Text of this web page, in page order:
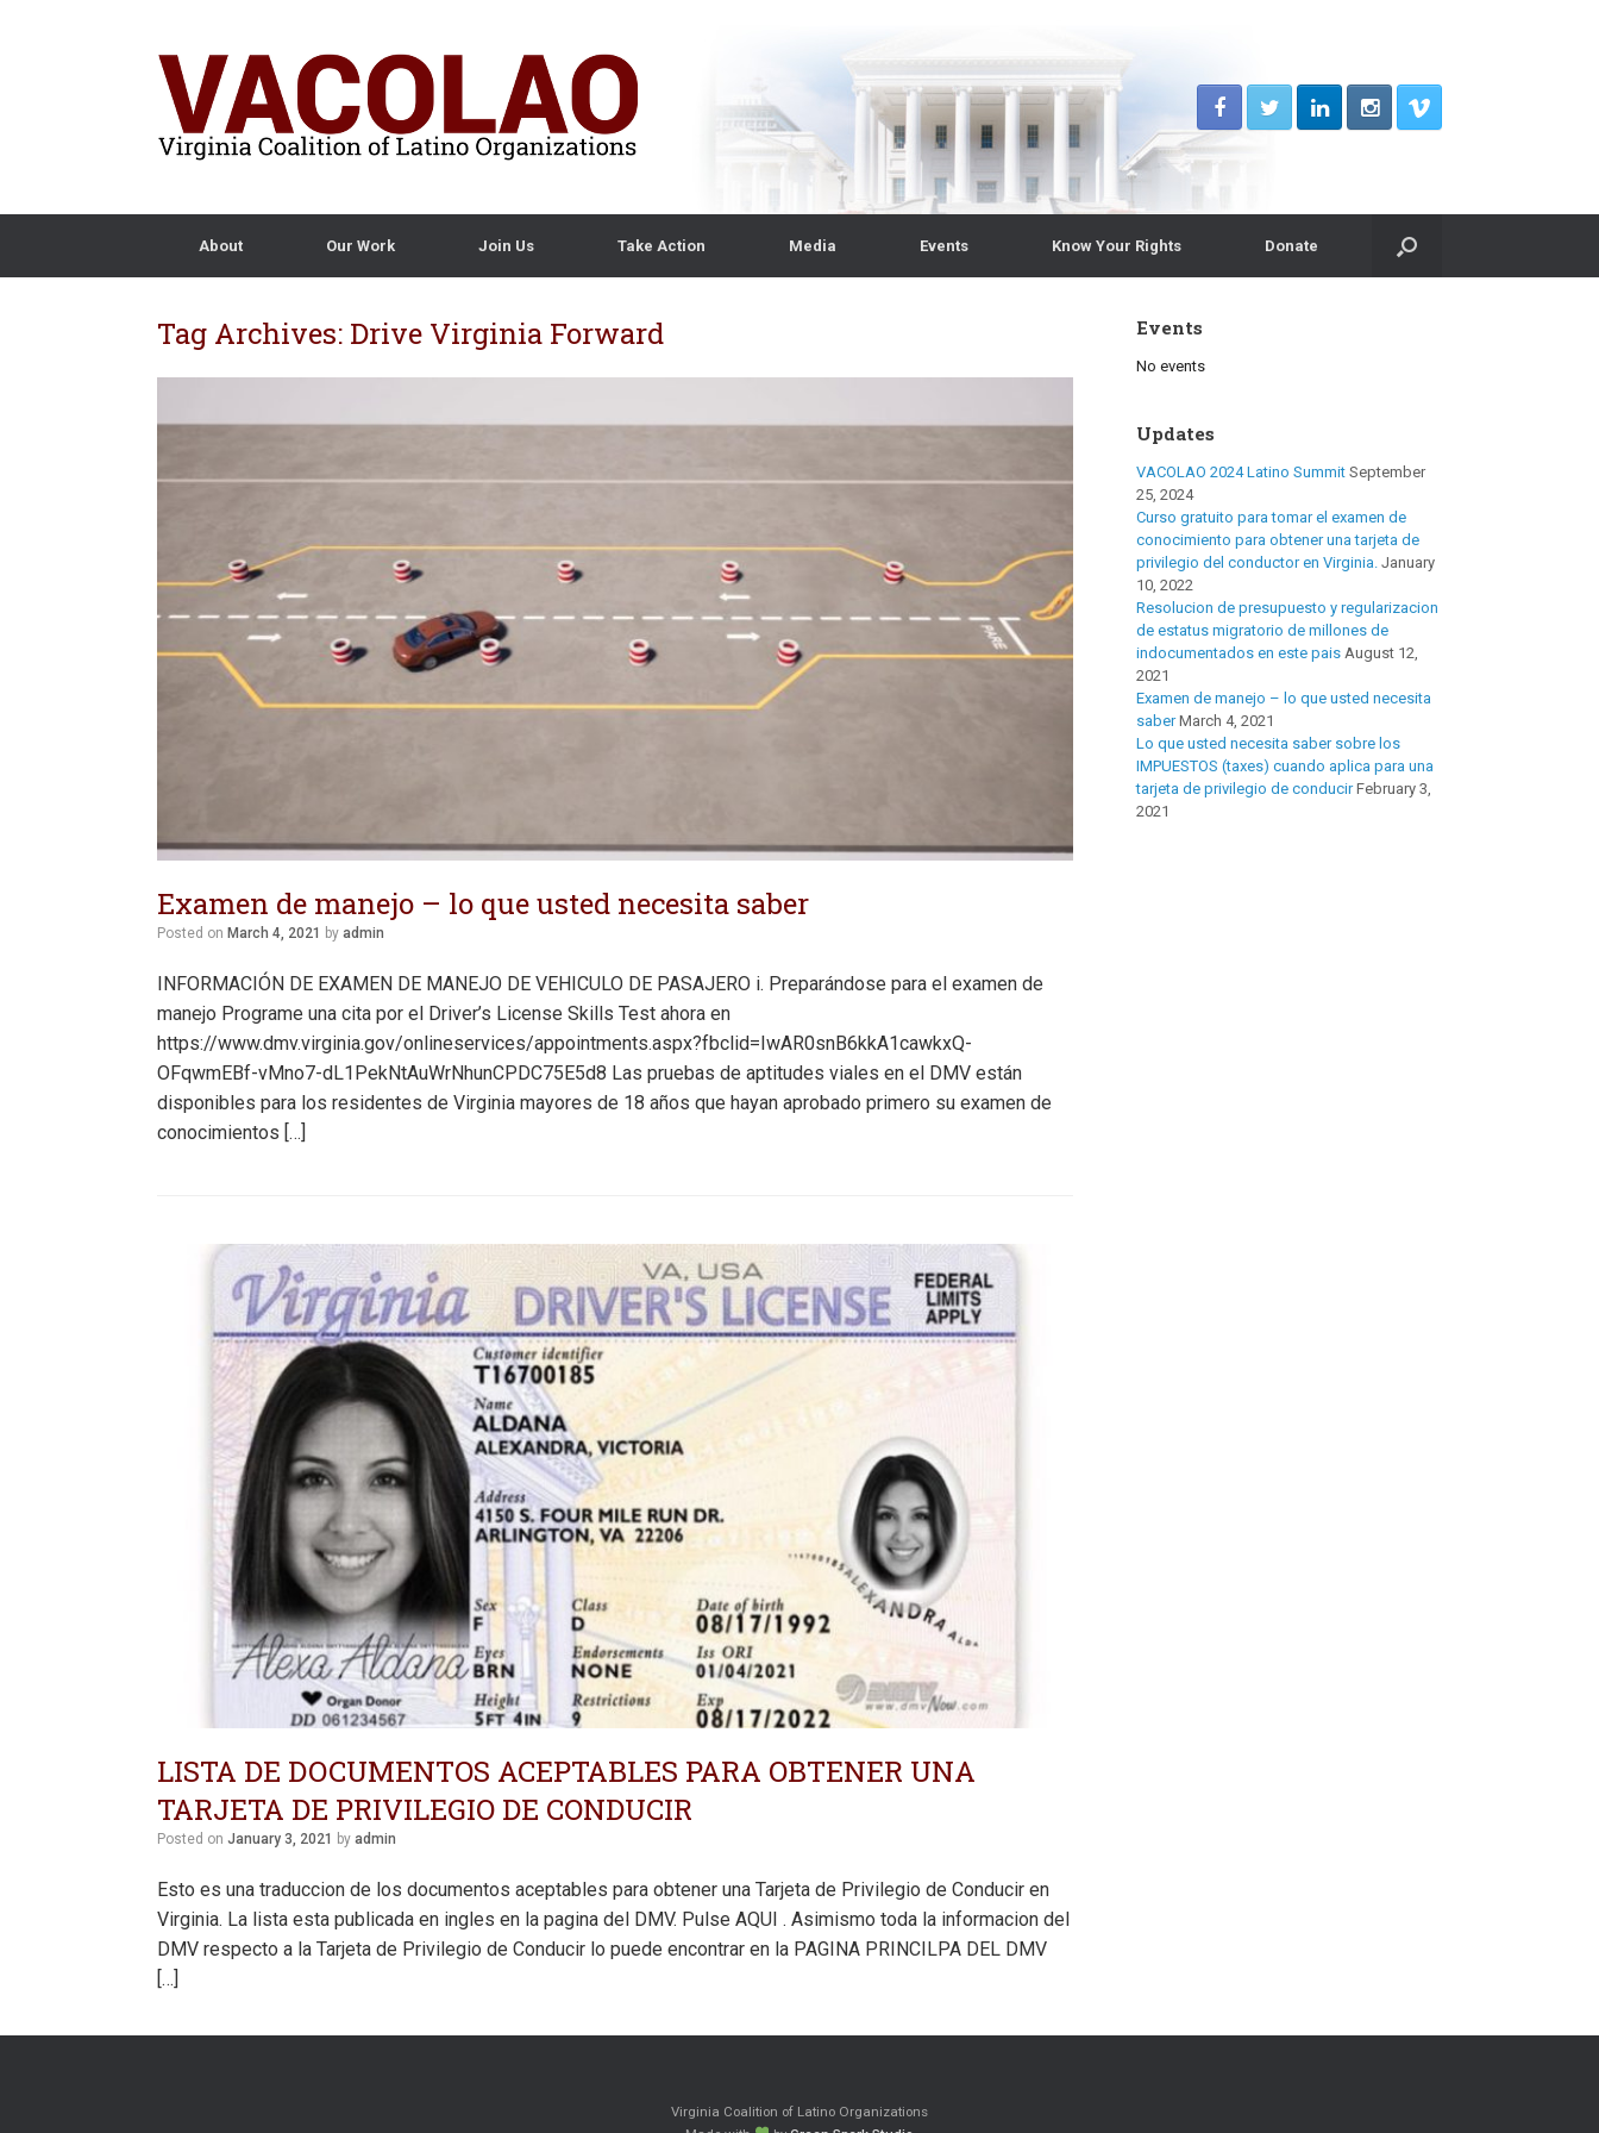
About Our Work Join Us Take Action Media Events Know Your Rights Donate
Tag Archives: Drive Virginia Forward
Examen de manejo – lo que usted necesita saber
Posted on March 4, 2021 by admin
INFORMACIÓN DE EXAMEN DE MANEJO DE VEHICULO DE PASAJERO i. Preparándose para el examen de
manejo Programe una cita por el Driver’s License Skills Test ahora en
https://www.dmv.virginia.gov/onlineservices/appointments.aspx?fbclid=IwAR0snB6kkA1cawkxQ-
OFqwmEBf-vMno7-dL1PekNtAuWrNhunCPDC75E5d8 Las pruebas de aptitudes viales en el DMV están
disponibles para los residentes de Virginia mayores de 18 años que hayan aprobado primero su examen de
conocimientos […]
LISTA DE DOCUMENTOS ACEPTABLES PARA OBTENER UNA
TARJETA DE PRIVILEGIO DE CONDUCIR
Posted on January 3, 2021 by admin
Esto es una traduccion de los documentos aceptables para obtener una Tarjeta de Privilegio de Conducir en
Virginia. La lista esta publicada en ingles en la pagina del DMV. Pulse AQUI . Asimismo toda la informacion del
DMV respecto a la Tarjeta de Privilegio de Conducir lo puede encontrar en la PAGINA PRINCILPA DEL DMV
[…]
Events
No events
Updates
VACOLAO 2024 Latino Summit September
25, 2024
Curso gratuito para tomar el examen de
conocimiento para obtener una tarjeta de
privilegio del conductor en Virginia. January
10, 2022
Resolucion de presupuesto y regularizacion
de estatus migratorio de millones de
indocumentados en este pais August 12,
2021
Examen de manejo – lo que usted necesita
saber March 4, 2021
Lo que usted necesita saber sobre los
IMPUESTOS (taxes) cuando aplica para una
tarjeta de privilegio de conducir February 3,
2021
Virginia Coalition of Latino Organizations